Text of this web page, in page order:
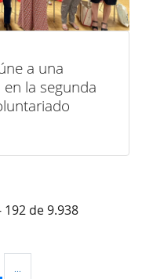
a una
la segunda
de 9.938
Páginas intermedias Use TAB